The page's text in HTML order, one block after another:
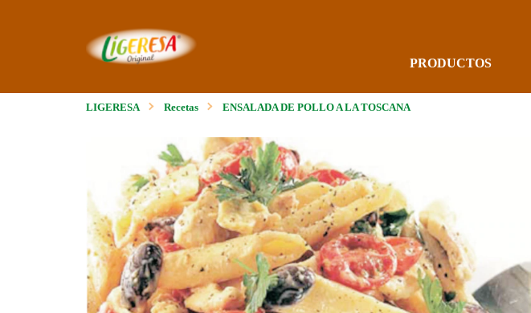
PRODUCTOS
LIGERESA Recetas ENSALADA DE POLLO A LA TOSCANA